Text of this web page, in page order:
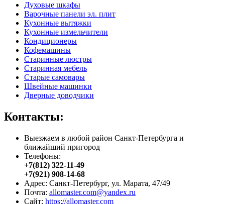
Духовые шкафы
Варочные панели эл. плит
Кухонные вытяжки
Кухонные измельчители
Кондиционеры
Кофемашины
Старинные люстры
Старинная мебель
Старые самовары
Швейные машинки
Дверные доводчики
Контакты:
Выезжаем в любой район Санкт-Петербурга и
ближайший пригород
Телефоны:
+7(812) 322-11-49
+7(921) 908-14-68
Адрес: Санкт-Петербург, ул. Марата, 47/49
Почта: allomaster.com@yandex.ru
Сайт: https://allomaster.com